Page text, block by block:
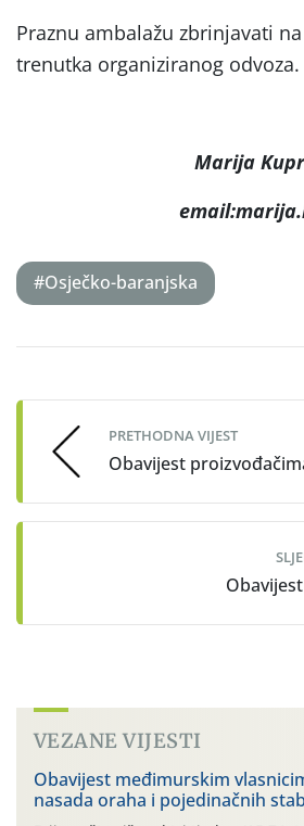
Praznu ambalažu zbrinjavati
trenutka organiziranog odvoza.
Marija
#Osječko-baranjska
navigation
PRETHODNA VIJEST
Obavijest
VEZANE VIJESTI
Obavijest međimurskim
nasada oraha i pojedinačnih